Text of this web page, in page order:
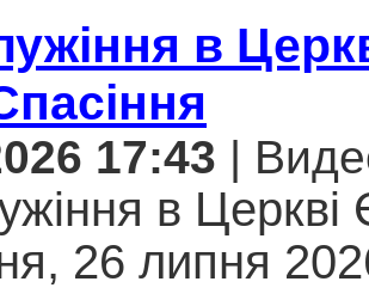
в
17:43 |
в
26 липня